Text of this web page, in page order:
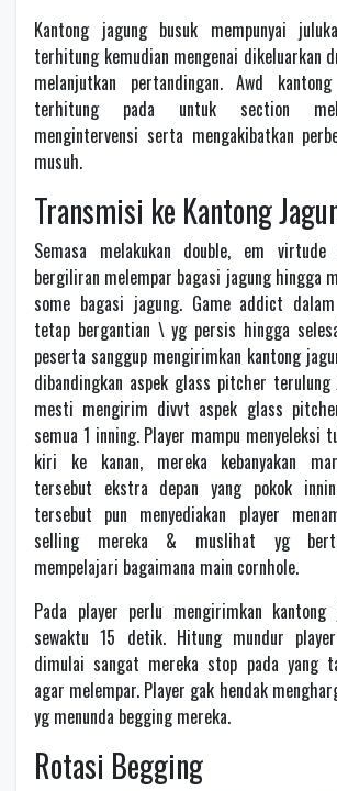
Kantong jagung busuk mempunyai
terhitung kemudian mengenai dikeluarkan
melanjutkan pertandingan. Awd
terhitung pada untuk section
mengintervensi serta mengakibatkan
musuh.
Transmisi ke Kantong
Semasa melakukan double, em
bergiliran melempar bagasi jagung hingga
some bagasi jagung. Game addict
tetap bergantian \ yg persis hingga
peserta sanggup mengirimkan kantong
dibandingkan aspek glass pitcher
mesti mengirim divvt aspek glass
semua 1 inning. Player mampu menyeleksi
kiri ke kanan, mereka kebanyakan
tersebut ekstra depan yang pokok
tersebut pun menyediakan player
selling mereka & muslihat yg
mempelajari bagaimana main cornhole.
Pada player perlu mengirimkan
sewaktu 15 detik. Hitung mundur
dimulai sangat mereka stop pada yang
agar melempar. Player gak hendak
yg menunda begging mereka.
Rotasi Begging